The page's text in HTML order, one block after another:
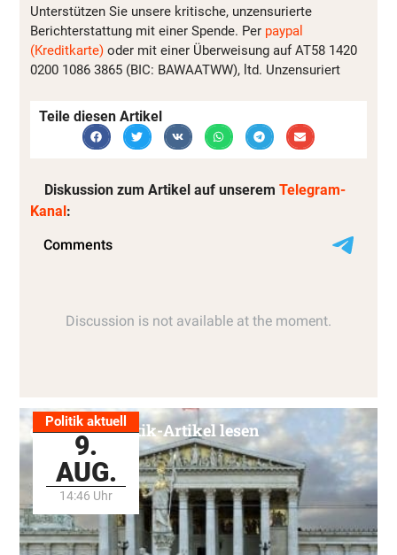
Unterstützen Sie unsere kritische, unzensurierte
Berichterstattung mit einer Spende. Per paypal
(Kreditkarte) oder mit einer Überweisung auf AT58 1420
0200 1086 3865 (BIC: BAWAATWW), ltd. Unzensuriert
Teile diesen Artikel
Diskussion zum Artikel auf unserem Telegram-
Kanal:
Politik aktuell
9.
AUG.
14:46 Uhr
Alle Politik-Artikel lesen